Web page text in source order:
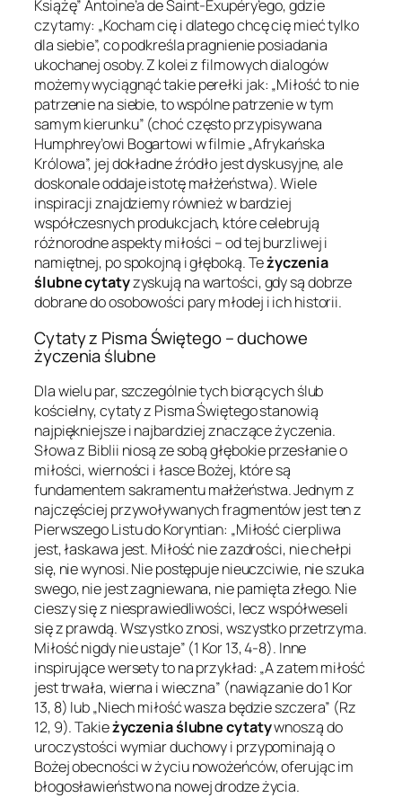
Książę” Antoine’a de Saint-Exupéry’ego, gdzie
czytamy: „Kocham cię i dlatego chcę cię mieć tylko
dla siebie”, co podkreśla pragnienie posiadania
ukochanej osoby. Z kolei z filmowych dialogów
możemy wyciągnąć takie perełki jak: „Miłość to nie
patrzenie na siebie, to wspólne patrzenie w tym
samym kierunku” (choć często przypisywana
Humphrey’owi Bogartowi w filmie „Afrykańska
Królowa”, jej dokładne źródło jest dyskusyjne, ale
doskonale oddaje istotę małżeństwa). Wiele
inspiracji znajdziemy również w bardziej
współczesnych produkcjach, które celebrują
różnorodne aspekty miłości – od tej burzliwej i
namiętnej, po spokojną i głęboką. Teżyczenia
ślubne cytatyzyskują na wartości, gdy są dobrze
dobrane do osobowości pary młodej i ich historii.
Cytaty z Pisma Świętego – duchowe
życzenia ślubne
Dla wielu par, szczególnie tych biorących ślub
kościelny, cytaty z Pisma Świętego stanowią
najpiękniejsze i najbardziej znaczące życzenia.
Słowa z Biblii niosą ze sobą głębokie przesłanie o
miłości, wierności i łasce Bożej, które są
fundamentem sakramentu małżeństwa. Jednym z
najczęściej przywoływanych fragmentów jest ten z
Pierwszego Listu do Koryntian: „Miłość cierpliwa
jest, łaskawa jest. Miłość nie zazdrości, nie chełpi
się, nie wynosi. Nie postępuje nieuczciwie, nie szuka
swego, nie jest zagniewana, nie pamięta złego. Nie
cieszy się z niesprawiedliwości, lecz współweseli
się z prawdą. Wszystko znosi, wszystko przetrzyma.
Miłość nigdy nie ustaje” (1 Kor 13, 4-8). Inne
inspirujące wersety to na przykład: „A zatem miłość
jest trwała, wierna i wieczna” (nawiązanie do 1 Kor
13, 8) lub „Niech miłość wasza będzie szczera” (Rz
12, 9). Takieżyczenia ślubne cytatywnoszą do
uroczystości wymiar duchowy i przypominają o
Bożej obecności w życiu nowożeńców, oferując im
błogosławieństwo na nowej drodze życia.